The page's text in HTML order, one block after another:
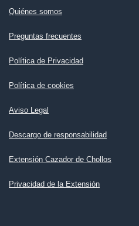
Quiénes somos
Preguntas frecuentes
Política de Privacidad
Política de cookies
Aviso Legal
Descargo de responsabilidad
Extensión Cazador de Chollos
Privacidad de la Extensión